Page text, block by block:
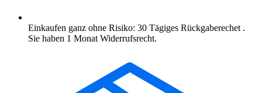
Einkaufen ganz ohne Risiko: 30 Tägiges Rückgaberechet .
Sie haben 1 Monat Widerrufsrecht.